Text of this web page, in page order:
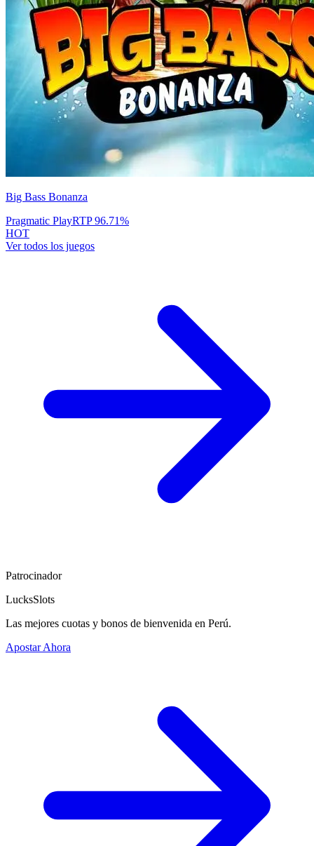
Big Bass Bonanza
Pragmatic PlayRTP96.71%
HOT
Ver todos los juegos
Patrocinador
LucksSlots
Las mejores cuotas y bonos de bienvenida en Perú.
Apostar Ahora